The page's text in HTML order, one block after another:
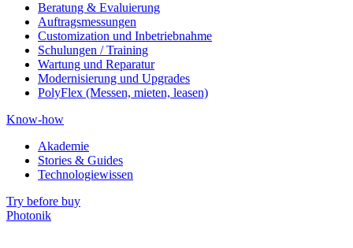
Beratung & Evaluierung
Auftragsmessungen
Customization und Inbetriebnahme
Schulungen / Training
Wartung und Reparatur
Modernisierung und Upgrades
PolyFlex (Messen, mieten, leasen)
Know-how
Akademie
Stories & Guides
Technologiewissen
Try before buy
Photonik